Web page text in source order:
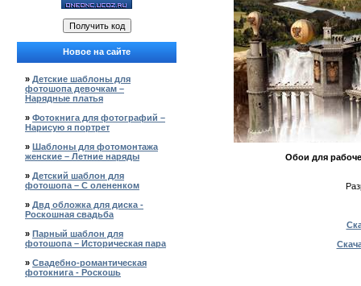
Новое на сайте
» Детские шаблоны для
фотошопа девочкам –
Нарядные платья
» Фотокнига для фотографий –
Нарисую я портрет
» Шаблоны для фотомонтажа
женские – Летние наряды
» Детский шаблон для
фотошопа – С олененком
» Двд обложка для диска -
Роскошная свадьба
» Парный шаблон для
фотошопа – Историческая пара
» Свадебно-романтическая
фотокнига - Роскошь
Обои для